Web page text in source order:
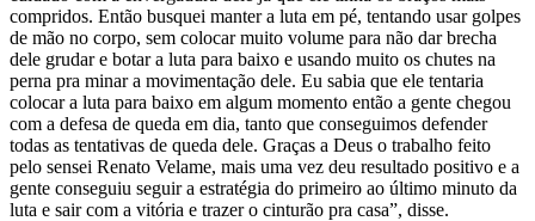
compridos. Então busquei manter a luta em pé, tentando usar golpes
de mão no corpo, sem colocar muito volume para não dar brecha
dele grudar e botar a luta para baixo e usando muito os chutes na
perna pra minar a movimentação dele. Eu sabia que ele tentaria
colocar a luta para baixo em algum momento então a gente chegou
com a defesa de queda em dia, tanto que conseguimos defender
todas as tentativas de queda dele. Graças a Deus o trabalho feito
pelo sensei Renato Velame, mais uma vez deu resultado positivo e a
gente conseguiu seguir a estratégia do primeiro ao último minuto da
luta e sair com a vitória e trazer o cinturão pra casa”, disse.